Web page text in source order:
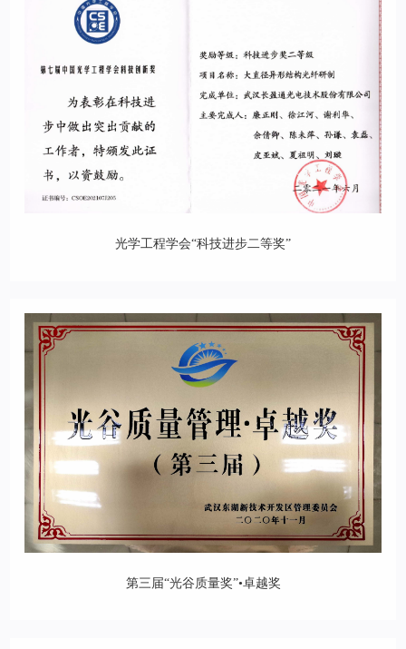
光学工程学会“科技进步二等奖”
第三届“光谷质量奖”•卓越奖